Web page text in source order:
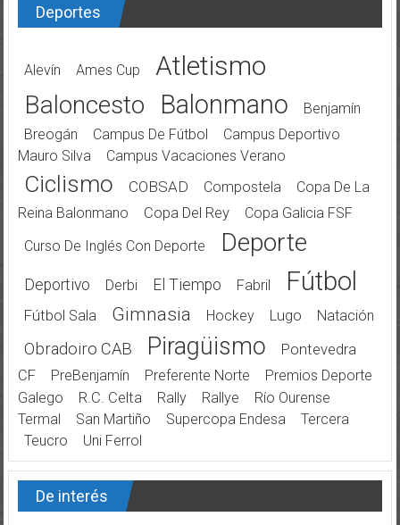
Deportes
Alevín Ames Cup Atletismo
Baloncesto Balonmano
Benjamín
Breogán
Campus De Fútbol
Campus Deportivo
Mauro Silva
Campus Vacaciones Verano
Ciclismo COBSAD Compostela
Copa De La
Reina Balonmano
Copa Del Rey
Copa Galicia FSF
Curso De Inglés Con Deporte
Deporte
Deportivo Derbi El Tiempo Fabril Fútbol
Fútbol Sala Gimnasia Hockey Lugo Natación
Obradoiro CAB Piragüismo
Pontevedra
CF
PreBenjamín Preferente Norte
Premios Deporte
Galego
R.C. Celta Rally Rallye
Río Ourense
Termal
San Martiño Supercopa Endesa
Tercera
Teucro
Uni Ferrol
De interés